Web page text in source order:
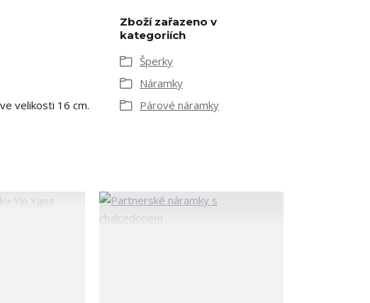
velikosti 16 cm.
Zboží zařazeno v
kategoriích
Šperky
Náramky
Párové náramky